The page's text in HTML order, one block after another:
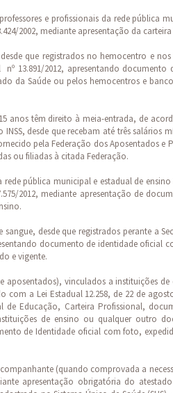
e profissionais da rede pública
2002, mediante apresentação da
que registrados no hemocentro e
13.891/2012, apresentando
da Saúde ou pelos hemocentros e
anos têm direito à meia-entrada, de
desde que recebam até três
pela Federação dos Aposentados
ou filiadas à citada Federação.
rede pública municipal e estadual de
2012, mediante apresentação de
sangue, desde que registrados perante a
documento de identidade
e vigente.
aposentados), vinculados a instituições
com a Lei Estadual 12.258, de 22 de
de Educação, Carteira Profissional,
de ensino ou qualquer outro
de Identidade oficial com foto,
(quando comprovada a
apresentação obrigatória do